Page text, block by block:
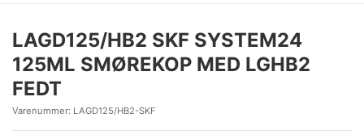
LAGD125/HB2 SKF SYSTEM24
125ML SMØREKOP MED LGHB2
FEDT
Varenummer: LAGD125/HB2-SKF